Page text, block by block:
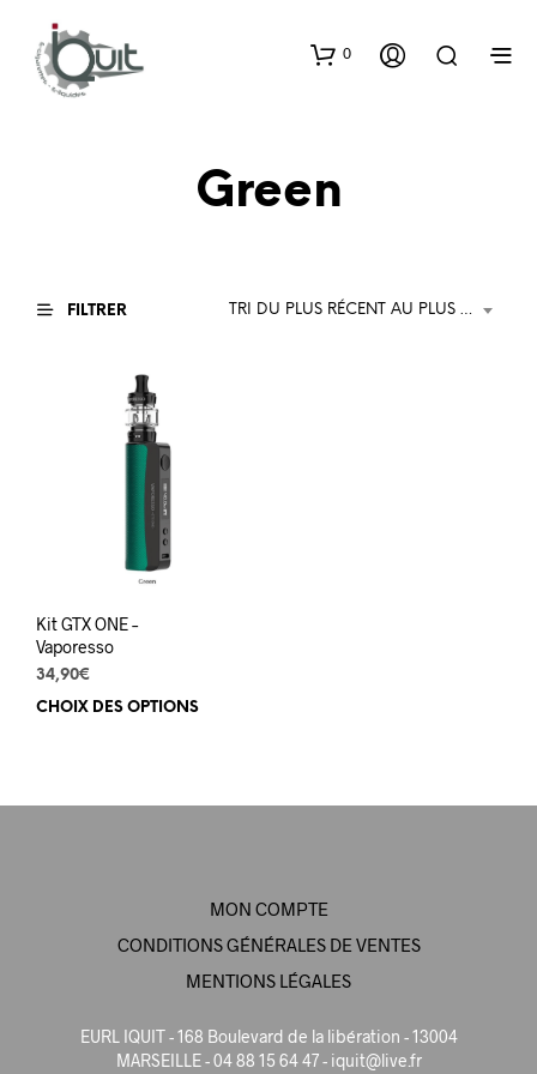
0
Green
FILTRER TRI DU PLUS RÉCENT AU PLUS ANCIEN
Kit GTX ONE –
Vaporesso
34,90€
CHOIX DES OPTIONS
variations.
être
choisies
la
du
produit
MON COMPTE
CONDITIONS GÉNÉRALES DE VENTES
MENTIONS LÉGALES
EURL IQUIT - 168 Boulevard de la libération - 13004
MARSEILLE - 04 88 15 64 47 - iquit@live.fr